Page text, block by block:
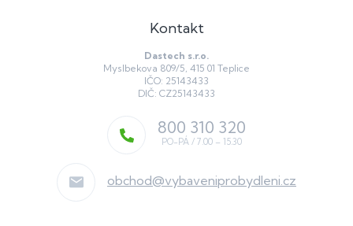
Kontakt
Dastech s.r.o.
Myslbekova 809/5, 415 01 Teplice
IČO: 25143433
DIČ: CZ25143433
obchod@vybaveniprobydleni.cz
800 310 320